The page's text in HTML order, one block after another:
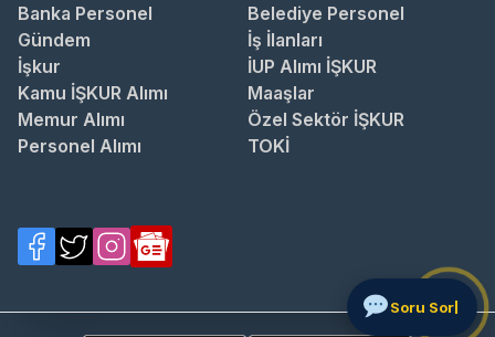
Banka Personel
Belediye Personel
Gündem
İş İlanları
İşkur
İUP Alımı İŞKUR
Kamu İŞKUR Alımı
Maaşlar
Memur Alımı
Özel Sektör İŞKUR
Personel Alımı
TOKİ
Sor